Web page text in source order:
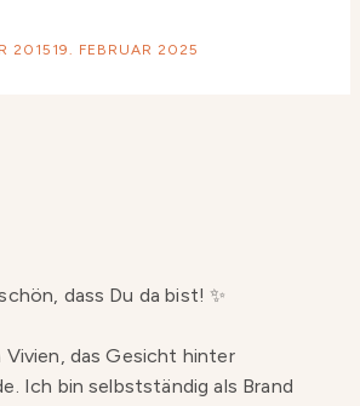
2015 19. FEBRUAR 2025
dass Du da bist! ✨
Vivien, das Gesicht hinter
Ich bin selbstständig als Brand